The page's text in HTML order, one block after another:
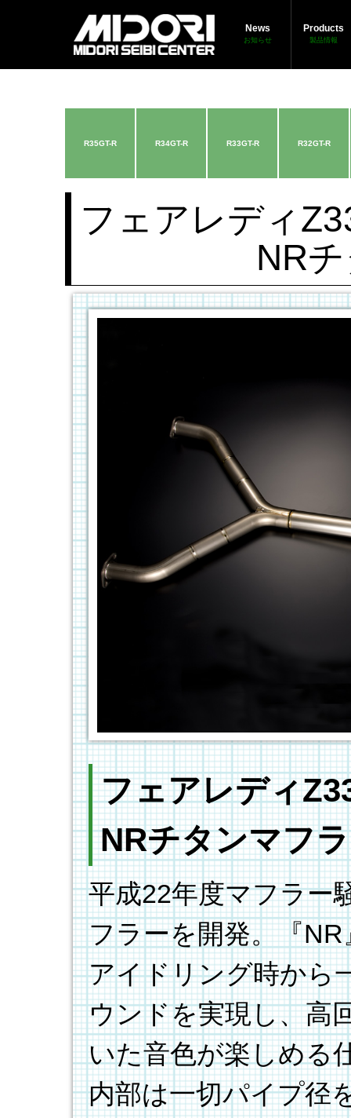
News
お知らせ
Products
製品情報
R35GT-R R34GT-R R33GT-R R32GT-R
フェアレディ
NR
フェアレディ
NRチタンマフ
平成22年度マフラー
フラーを開発。『
アイドリング時から
ウンドを実現し、高
いた音色が楽しめる
内部は一切パイプ径